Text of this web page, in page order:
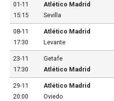
01-11
15:15
Atlético Madrid
Sevilla
08-11
17:30
Atlético Madrid
Levante
23-11
17:30
Getafe
Atlético Madrid
29-11
20:00
Atlético Madrid
Oviedo